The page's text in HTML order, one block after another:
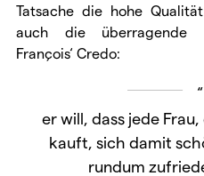
Tatsache die hohe
auch die überragende
François‘ Credo:
er will, dass jede
kauft, sich damit
rundum